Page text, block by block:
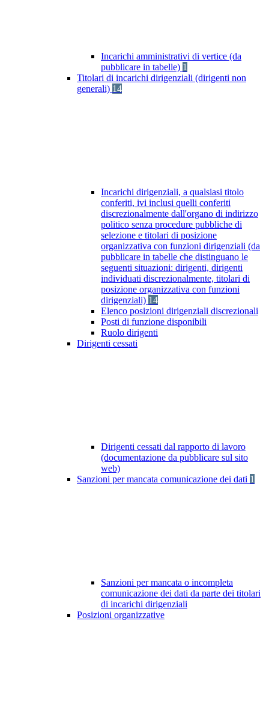
Incarichi amministrativi di vertice (da
pubblicare in tabelle) 1
Titolari di incarichi dirigenziali (dirigenti non
generali) 14
Incarichi dirigenziali, a qualsiasi titolo
conferiti, ivi inclusi quelli conferiti
discrezionalmente dall'organo di indirizzo
politico senza procedure pubbliche di
selezione e titolari di posizione
organizzativa con funzioni dirigenziali (da
pubblicare in tabelle che distinguano le
seguenti situazioni: dirigenti, dirigenti
individuati discrezionalmente, titolari di
posizione organizzativa con funzioni
dirigenziali) 14
Elenco posizioni dirigenziali discrezionali
Posti di funzione disponibili
Ruolo dirigenti
Dirigenti cessati
Dirigenti cessati dal rapporto di lavoro
(documentazione da pubblicare sul sito
web)
Sanzioni per mancata comunicazione dei dati 1
Sanzioni per mancata o incompleta
comunicazione dei dati da parte dei titolari
di incarichi dirigenziali
Posizioni organizzative